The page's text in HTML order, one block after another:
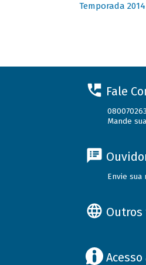
Temporada 2014
Fale
Mande
Envie sua
Outros